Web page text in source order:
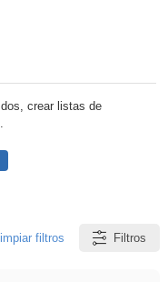
crear listas de
filtros Filtros